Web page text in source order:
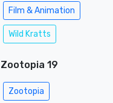
Film & Animation
Wild Kratts
Zootopia 19
Zootopia